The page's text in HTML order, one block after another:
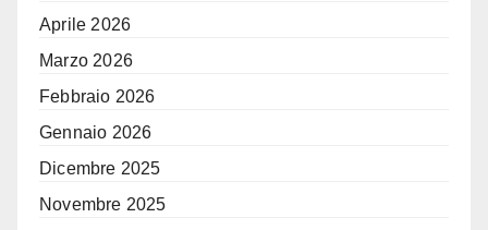
Aprile 2026
Marzo 2026
Febbraio 2026
Gennaio 2026
Dicembre 2025
Novembre 2025